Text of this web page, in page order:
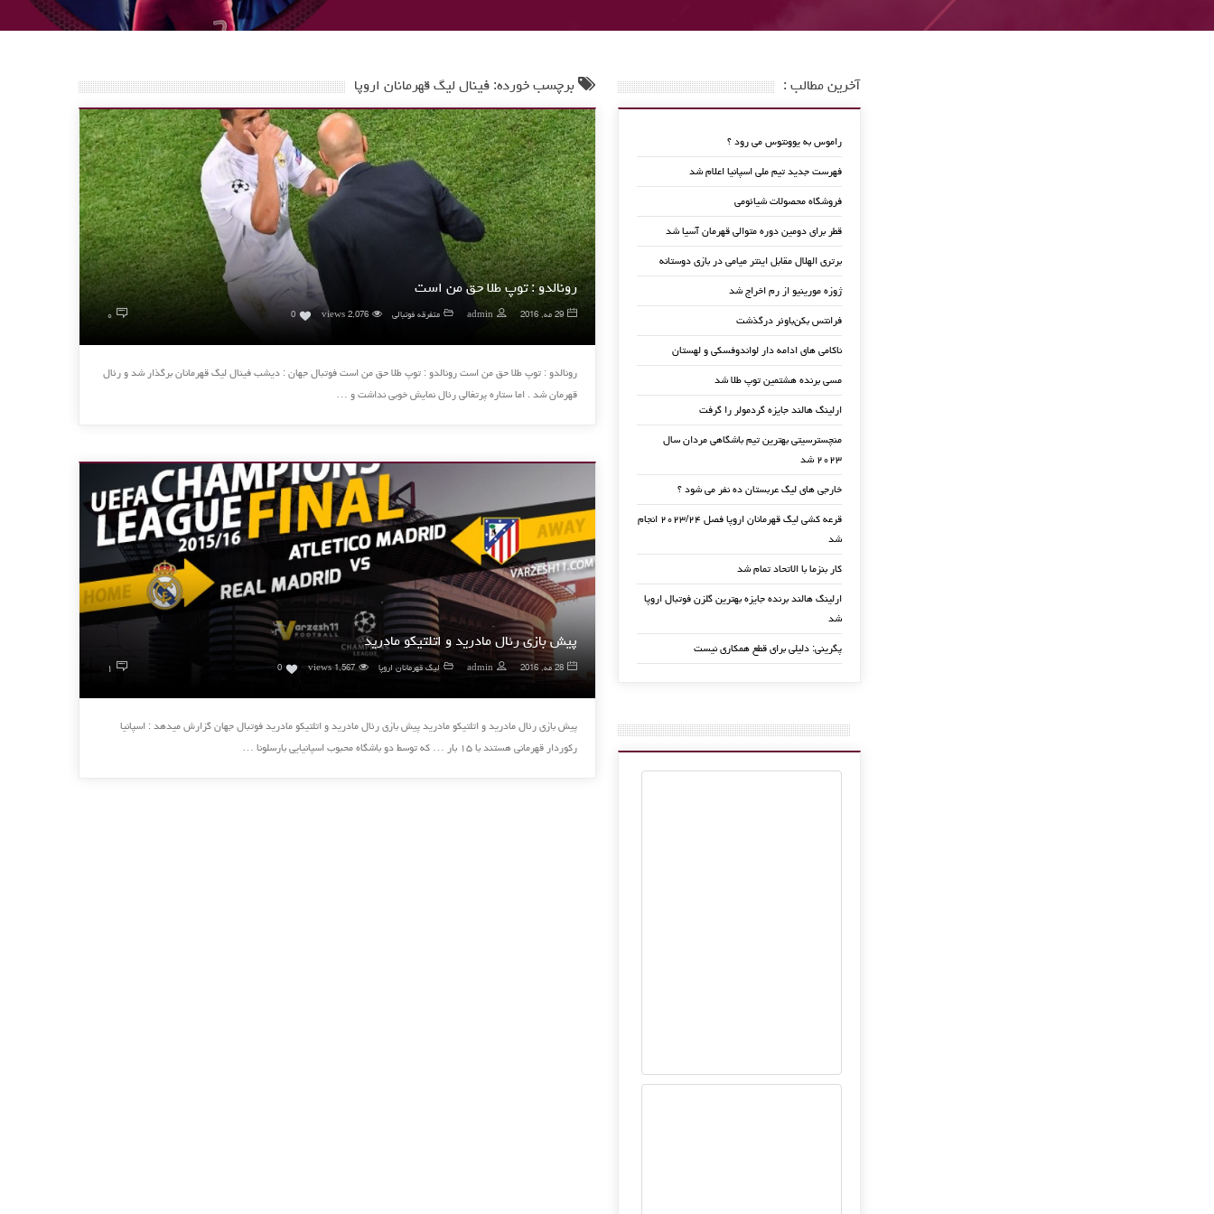
برچسب خورده: فینال لیگ قهرمانان اروپا
رونالدو : توپ طلا حق من است
29 مه, 2016 admin متفرقه فوتبالی 2,076 views
0 ۰
رونالدو : توپ طلا حق من است رونالدو : توپ طلا حق من است فوتبال جهان : دیشب فینال لیگ قهرمانان برگذار شد و رئال
قهرمان شد . اما ستاره پرتغالی رئال نمایش خوبی نداشت و …
پیش بازی رئال مادرید و اتلتیکو مادرید
28 مه, 2016 admin لیگ قهرمانان اروپا 1,567 views
0 ۱
پیش بازی رئال مادرید و اتلتیکو مادرید پیش بازی رئال مادرید و اتلتیکو مادرید فوتبال جهان گزارش میدهد : اسپانیا
رکوردار قهرمانی هستند با ۱۵ بار … که توسط دو باشگاه محبوب اسپانیایی بارسلونا …
آخرین مطالب :
راموس به یوونتوس می رود ؟
فهرست جدید تیم ملی اسپانیا اعلام شد
فروشگاه محصولات شیائومی
قطر برای دومین دوره متوالی قهرمان آسیا شد
برتری الهلال مقابل اینتر میامی در بازی دوستانه
ژوزه مورینیو از رم اخراج شد
فرانتس بکن‌باوئر درگذشت
ناکامی های ادامه دار لواندوفسکی و لهستان
مسی برنده هشتمین توپ طلا شد
ارلینگ هالند جایزه گردمولر را گرفت
منچسترسیتی بهترین تیم باشگاهی مردان سال
۲۰۲۳ شد
خارجی های لیگ عربستان ده نفر می شود ؟
قرعه کشی لیگ قهرمانان اروپا فصل ۲۰۲۳/۲۴ انجام
شد
کار بنزما با الاتحاد تمام شد
ارلینگ هالند برنده جایزه بهترین گلزن فوتبال اروپا
شد
پگرینی: دلیلی برای قطع همکاری نیست